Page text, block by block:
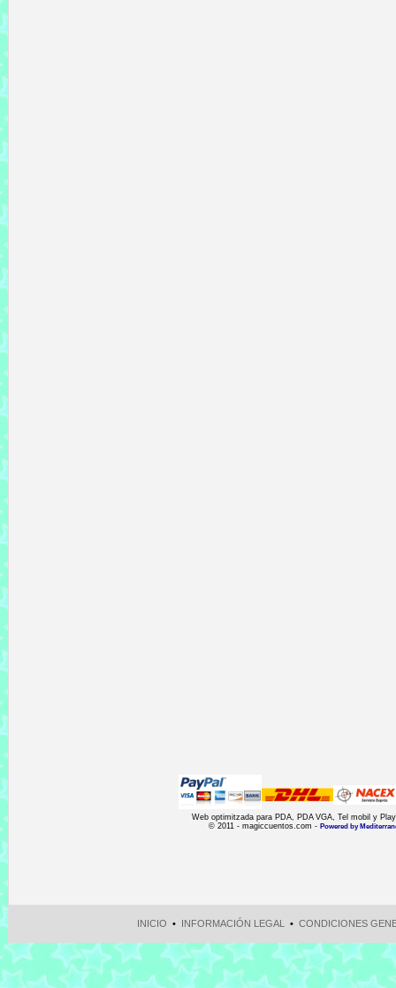
Web optimitzada para PDA, PDA VGA, Tel mobil y
© 2011 - magiccuentos.com - Powered by
INICIO • INFORMACIÓN LEGAL • CONDICIONES